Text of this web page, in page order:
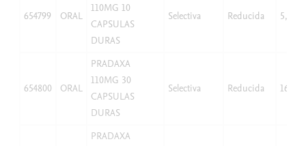
654799 ORAL
110MG 10
CAPSULAS
DURAS
Selectiva Reducida 5,51
654800 ORAL
PRADAXA
110MG 30
CAPSULAS
DURAS
Selectiva Reducida 16,53
PRADAXA